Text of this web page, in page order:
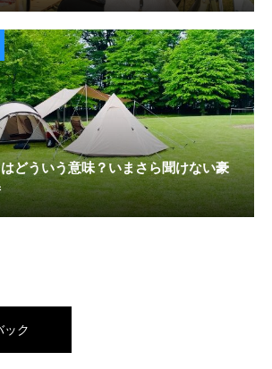
どういう意味？いまさら聞けない豪
ック